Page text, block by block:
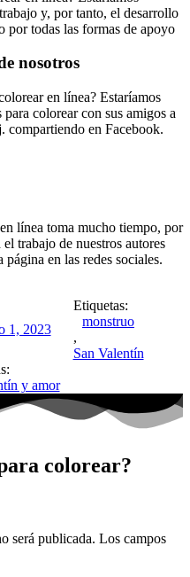
y, por tanto, el desarrollo
por todas las formas de apoyo
nosotros
en línea? Estaríamos
colorear con sus amigos a
compartiendo en Facebook.
línea toma mucho tiempo, por
trabajo de nuestros autores
en las redes sociales.
1, 2023
Etiquetas:
monstruo
,
San Valentín
y amor
colorear?
será publicada. Los campos